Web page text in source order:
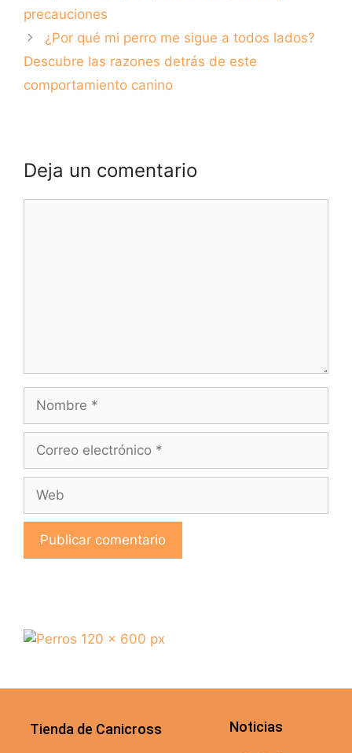
precauciones
¿Por qué mi perro me sigue a todos lados?
Descubre las razones detrás de este
comportamiento canino
Deja un comentario
Tienda de Canicross Noticias